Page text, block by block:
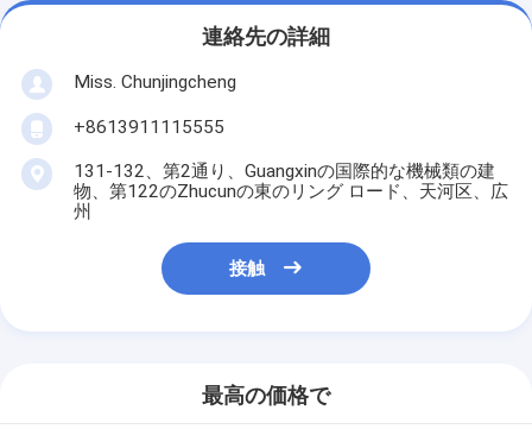
連絡先の詳細
Miss. Chunjingcheng
+8613911115555
131-132、第2通り、Guangxinの国際的な機械類の建
物、第122のZhucunの東のリング ロード、天河区、広
州
接触
最高の価格で